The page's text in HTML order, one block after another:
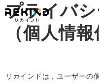
プライバ
（個人情
リカインドは，ユーザーの